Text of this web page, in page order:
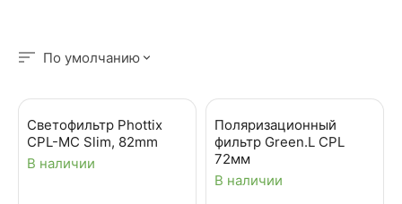
По умолчанию
Светофильтр Phottix
CPL-MC Slim, 82mm
В наличии
Поляризационный
фильтр Green.L CPL
72мм
В наличии